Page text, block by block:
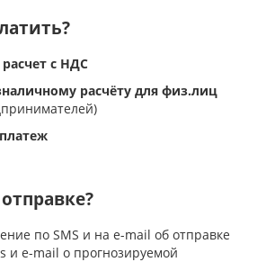
с НДС
расчёту для физ.лиц
по SMS и на e-mail об отправке
и e-mail о прогнозируемой